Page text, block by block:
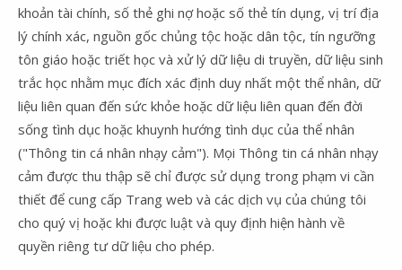
khoản tài chính, số thẻ ghi nợ hoặc số thẻ tín dụng, vị trí địa
lý chính xác, nguồn gốc chủng tộc hoặc dân tộc, tín ngưỡng
tôn giáo hoặc triết học và xử lý dữ liệu di truyền, dữ liệu sinh
trắc học nhằm mục đích xác định duy nhất một thể nhân, dữ
liệu liên quan đến sức khỏe hoặc dữ liệu liên quan đến đời
sống tình dục hoặc khuynh hướng tình dục của thể nhân
("Thông tin cá nhân nhạy cảm"). Mọi Thông tin cá nhân nhạy
cảm được thu thập sẽ chỉ được sử dụng trong phạm vi cần
thiết để cung cấp Trang web và các dịch vụ của chúng tôi
cho quý vị hoặc khi được luật và quy định hiện hành về
quyền riêng tư dữ liệu cho phép.